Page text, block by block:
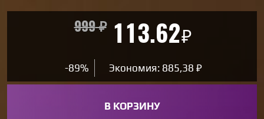
999₽ 113.62₽
-89% Экономия: 885,38 ₽
В КОРЗИНУ